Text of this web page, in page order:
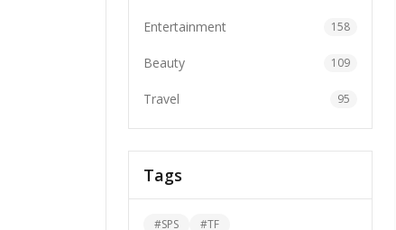
Entertainment 158
Beauty 109
Travel 95
Tags
#SPS #TF